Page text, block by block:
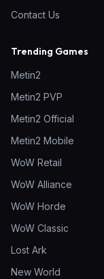
Contact Us
Trending Games
Metin2
Metin2 PVP
Metin2 Official
Metin2 Mobile
WoW Retail
WoW Alliance
WoW Horde
WoW Classic
Lost Ark
New World